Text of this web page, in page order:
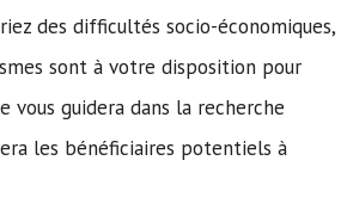
des difficultés socio-économiques,
sont à votre disposition pour
vous guidera dans la recherche
les bénéficiaires potentiels à